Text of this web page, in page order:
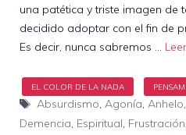
una patética y triste imagen de
decidido adoptar con el fin de
Es decir, nunca sabremos …
Etiquetas
Absurdismo, Agonía, Anhelo,
Demencia, Espiritual, Frustración